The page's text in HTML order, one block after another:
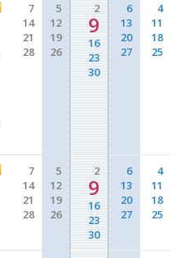
7
14
21
28
5
12
19
26
2
9
16
23
30
6
13
20
27
4
11
18
25
7
14
21
28
5
12
19
26
2
9
16
23
30
6
13
20
27
4
11
18
25